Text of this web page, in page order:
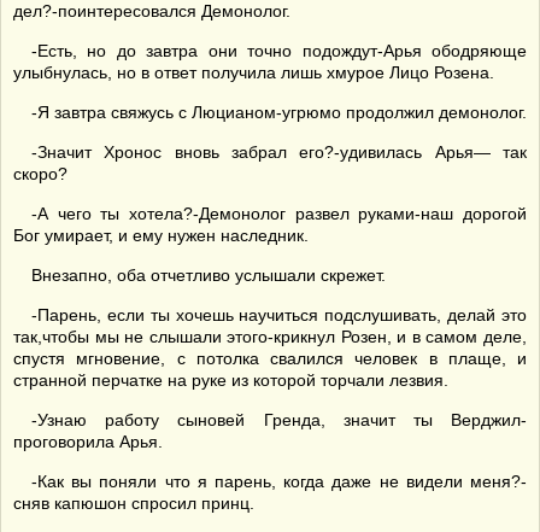
дел?-поинтересовался Демонолог.
-Есть, но до завтра они точно подождут-Арья ободряюще
улыбнулась, но в ответ получила лишь хмурое Лицо Розена.
-Я завтра свяжусь с Люцианом-угрюмо продолжил демонолог.
-Значит Хронос вновь забрал его?-удивилась Арья— так
скоро?
-А чего ты хотела?-Демонолог развел руками-наш дорогой
Бог умирает, и ему нужен наследник.
Внезапно, оба отчетливо услышали скрежет.
-Парень, если ты хочешь научиться подслушивать, делай это
так,чтобы мы не слышали этого-крикнул Розен, и в самом деле,
спустя мгновение, с потолка свалился человек в плаще, и
странной перчатке на руке из которой торчали лезвия.
-Узнаю работу сыновей Гренда, значит ты Верджил-
проговорила Арья.
-Как вы поняли что я парень, когда даже не видели меня?-
сняв капюшон спросил принц.